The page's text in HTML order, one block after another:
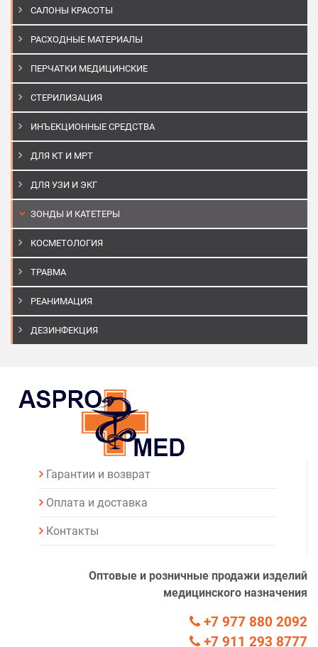
САЛОНЫ КРАСОТЫ
РАСХОДНЫЕ МАТЕРИАЛЫ
ПЕРЧАТКИ МЕДИЦИНСКИЕ
СТЕРИЛИЗАЦИЯ
ИНЪЕКЦИОННЫЕ СРЕДСТВА
ДЛЯ КТ И МРТ
ДЛЯ УЗИ И ЭКГ
ЗОНДЫ И КАТЕТЕРЫ
КОСМЕТОЛОГИЯ
ТРАВМА
РЕАНИМАЦИЯ
ДЕЗИНФЕКЦИЯ
Гарантии и возврат
Оплата и доставка
Контакты
Оптовые и розничные продажи изделий
медицинского назначения
+7 977 880 2092
+7 911 293 8777